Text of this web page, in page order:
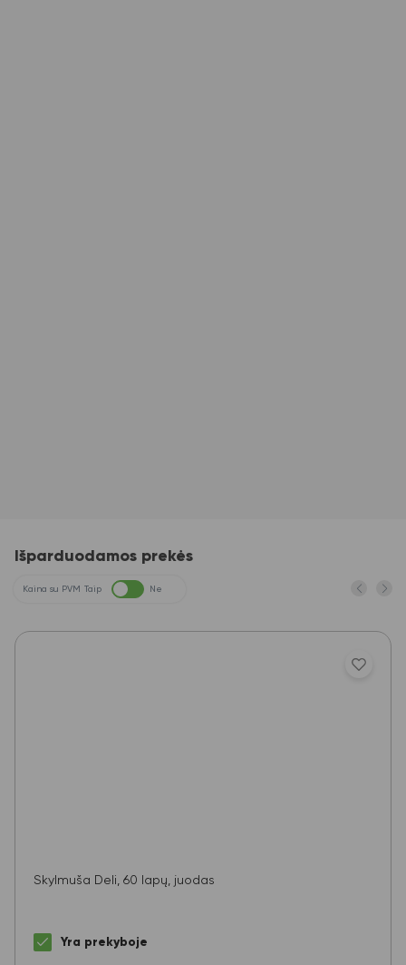
Išparduodamos prekės
Kaina su PVM Taip Ne
Skylmuša Deli, 60 lapų, juodas
Yra prekyboje